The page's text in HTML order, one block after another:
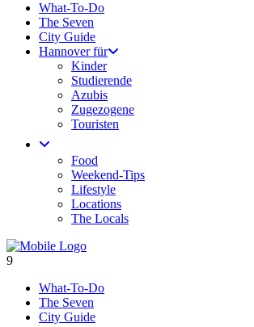
What-To-Do
The Seven
City Guide
Hannover für
Kinder
Studierende
Azubis
Zugezogene
Touristen
Food
Weekend-Tips
Lifestyle
Locations
The Locals
What-To-Do
The Seven
City Guide